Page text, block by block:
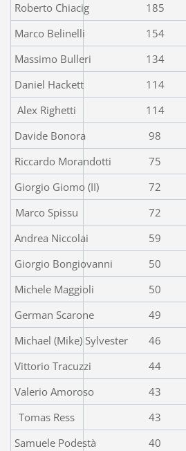
Roberto Chiacig
185
Marco Belinelli
154
Massimo Bulleri
134
Daniel Hackett
114
Alex Righetti
114
Davide Bonora
98
Riccardo Morandotti
75
Giorgio Giomo (II)
72
Marco Spissu
72
Andrea Niccolai
59
Giorgio Bongiovanni
50
Michele Maggioli
50
German Scarone
49
Michael (Mike) Sylvester
46
Vittorio Tracuzzi
44
Valerio Amoroso
43
Tomas Ress
43
Samuele Podestà
40